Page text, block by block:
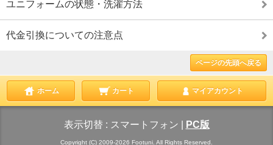
ユニフォームの状態・洗濯方法
代金引換についての注意点
ページの先頭へ戻る
ホーム カート マイアカウント
表示切替 : スマートフォン PC版
Copyright (C) 2009-2026 Footuni. All Rights Reserved.